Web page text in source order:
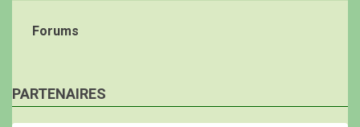
Forums
PARTENAIRES